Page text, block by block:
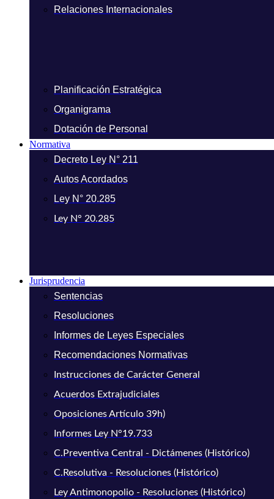
Relaciones Internacionales
Planificación Estratégica
Organigrama
Dotación de Personal
Normativa
Decreto Ley N° 211
Autos Acordados
Ley N° 20.285
Ley N° 20.285
Jurisprudencia
Sentencias
Resoluciones
Informes de Leyes Especiales
Recomendaciones Normativas
Instrucciones de Carácter General
Acuerdos Extrajudiciales
Oposiciones Artículo 39h)
Informes Ley N°19.733
C.Preventiva Central - Dictámenes (Histórico)
C.Resolutiva - Resoluciones (Histórico)
Ley Antimonopolio - Resoluciones (Histórico)